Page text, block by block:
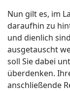
Nun gilt es, im
daraufhin zu
und dienlich
ausgetauscht
soll Sie dabei
überdenken.
anschließende